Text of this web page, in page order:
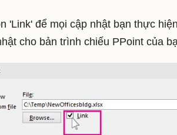
'Link' để mọi cập nhật bạn thực
cho bản trình chiếu PPoint của